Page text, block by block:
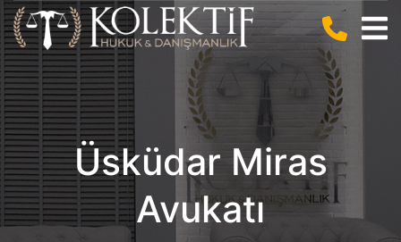
BIZ KIMIZ ?
KURUCUMUZ
CEZA HUKUKU
BILIŞIM HUKUKU
MIRAS HUKUKU
GAYRIMENKUL HUKUKU
ANLAŞMALI BOŞANMA
BILIŞIM SUÇLARI
DOLANDIRICILIK SUÇU
CEZA MAHKEMELERI
Üsküdar Miras
Avukatı